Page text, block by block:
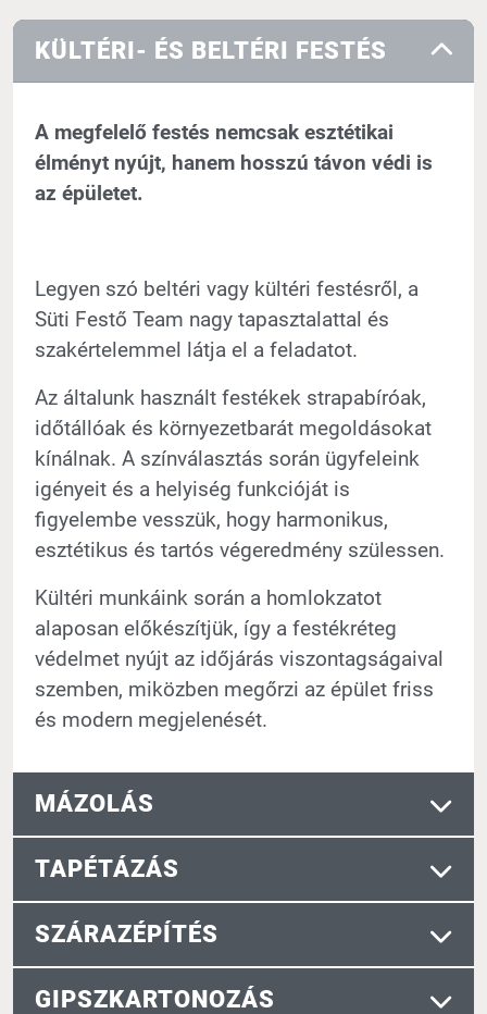
KÜLTÉRI- ÉS BELTÉRI FESTÉS
A megfelelő festés nemcsak esztétikai
élményt nyújt, hanem hosszú távon védi is
az épületet.
Legyen szó beltéri vagy kültéri festésről, a
Süti Festő Team nagy tapasztalattal és
szakértelemmel látja el a feladatot.
Az általunk használt festékek strapabíróak,
időtállóak és környezetbarát megoldásokat
kínálnak. A színválasztás során ügyfeleink
igényeit és a helyiség funkcióját is
figyelembe vesszük, hogy harmonikus,
esztétikus és tartós végeredmény szülessen.
Kültéri munkáink során a homlokzatot
alaposan előkészítjük, így a festékréteg
védelmet nyújt az időjárás viszontagságaival
szemben, miközben megőrzi az épület friss
és modern megjelenését.
MÁZOLÁS
TAPÉTÁZÁS
SZÁRAZÉPÍTÉS
GIPSZKARTONOZÁS